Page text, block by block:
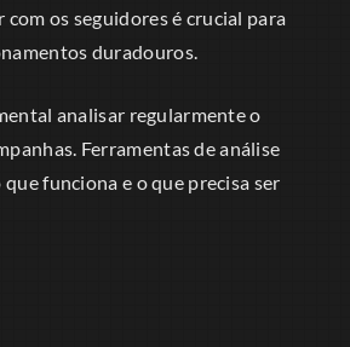
os seguidores é crucial para
duradouros.
analisar regularmente o
Ferramentas de análise
funciona e o que precisa ser